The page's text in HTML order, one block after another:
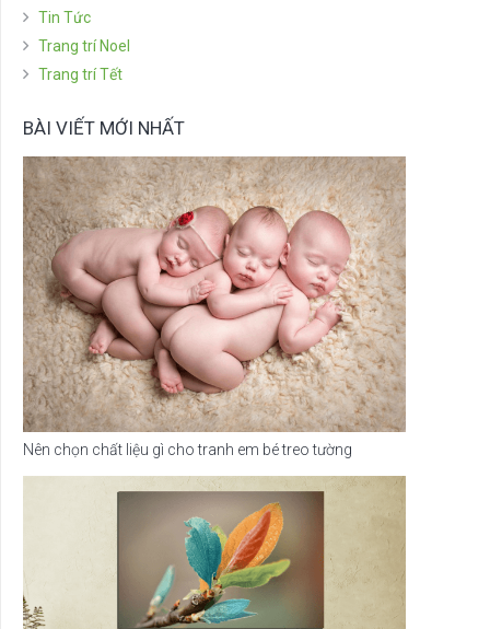
Tin Tức
Trang trí Noel
Trang trí Tết
BÀI VIẾT MỚI NHẤT
Nên chọn chất liệu gì cho tranh em bé treo tường